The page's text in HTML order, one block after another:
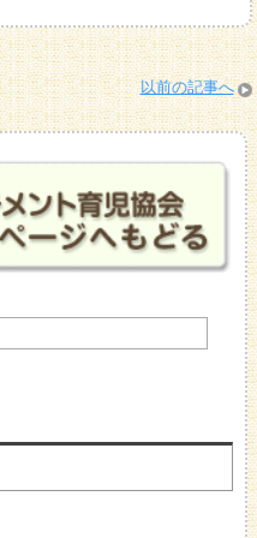
以前の記事へ